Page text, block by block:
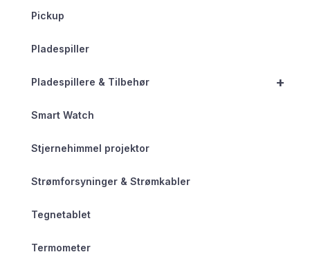
Pickup
Pladespiller
+
Pladespillere & Tilbehør
Smart Watch
Stjernehimmel projektor
Strømforsyninger & Strømkabler
Tegnetablet
Termometer